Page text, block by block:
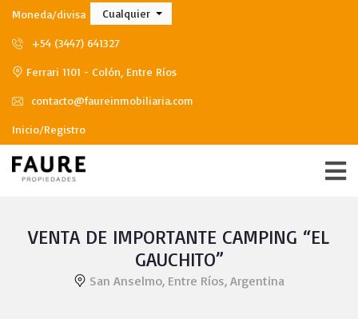
Moneda/divisa Cualquier
+54 (3447) 641327
Ferrari 1101 - Colón, Entre Ríos
contacto@faureinmobiliaria.com
Inicio/Registro
VENTA DE IMPORTANTE CAMPING “EL
GAUCHITO”
San Anselmo, Entre Ríos, Argentina